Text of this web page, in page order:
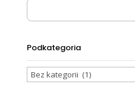
Podkategoria